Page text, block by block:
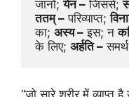
जानो; येन – जिससे;
ततम् – परिव्याप्त;
का; अस्य – इस; न
के लिए; अर्हति – समर्थ
“जो सारे शरीर में व्याप्त